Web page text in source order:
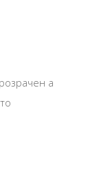
а